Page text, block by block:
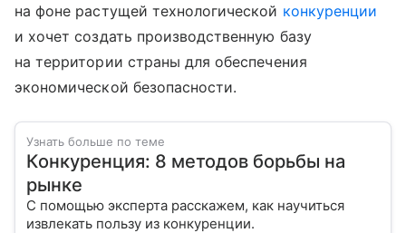
на фоне растущей технологической конкуренции
и хочет создать производственную базу
на территории страны для обеспечения
экономической безопасности.
Узнать больше по теме
Конкуренция: 8 методов борьбы на
рынке
С помощью эксперта расскажем, как научиться
извлекать пользу из конкуренции.